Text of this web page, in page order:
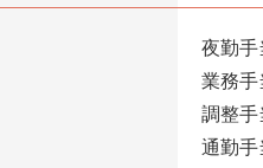
夜勤手
業務手
調整手
通勤手